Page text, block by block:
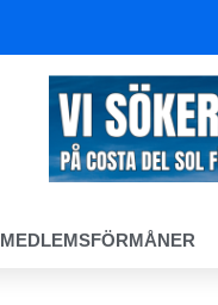
MEDLEMSFÖRMÅNER